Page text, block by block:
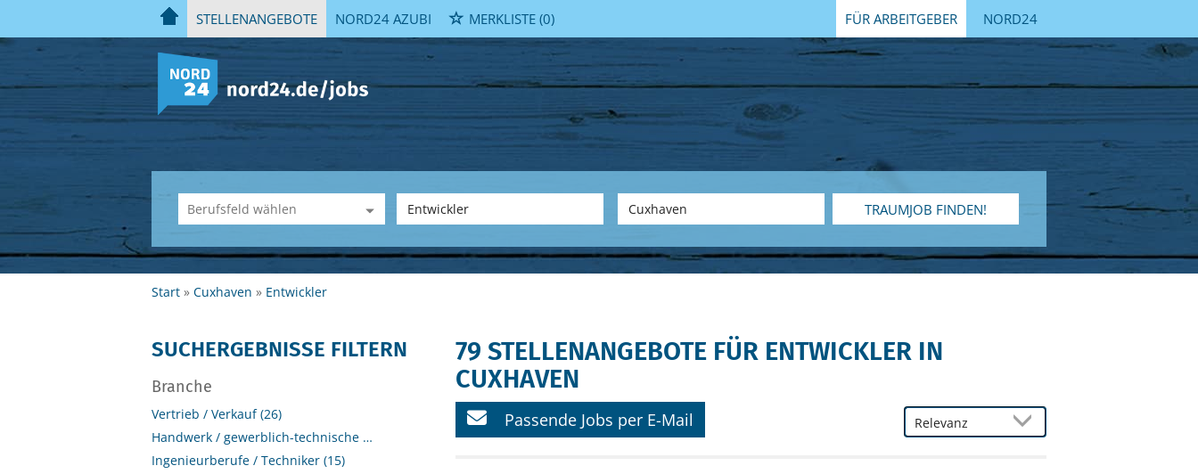
STELLENANGEBOTE NORD24 AZUBI MERKLISTE (0) FÜR ARBEITGEBER NORD24
TRAUMJOB FINDEN!
Start Cuxhaven Entwickler
SUCHERGEBNISSE FILTERN
Branche
Vertrieb / Verkauf (26)
Handwerk / gewerblich-technische Berufe (17)
Ingenieurberufe / Techniker (15)
79 STELLENANGEBOTE FÜR ENTWICKLER IN
CUXHAVEN
Passende Jobs per E-Mail